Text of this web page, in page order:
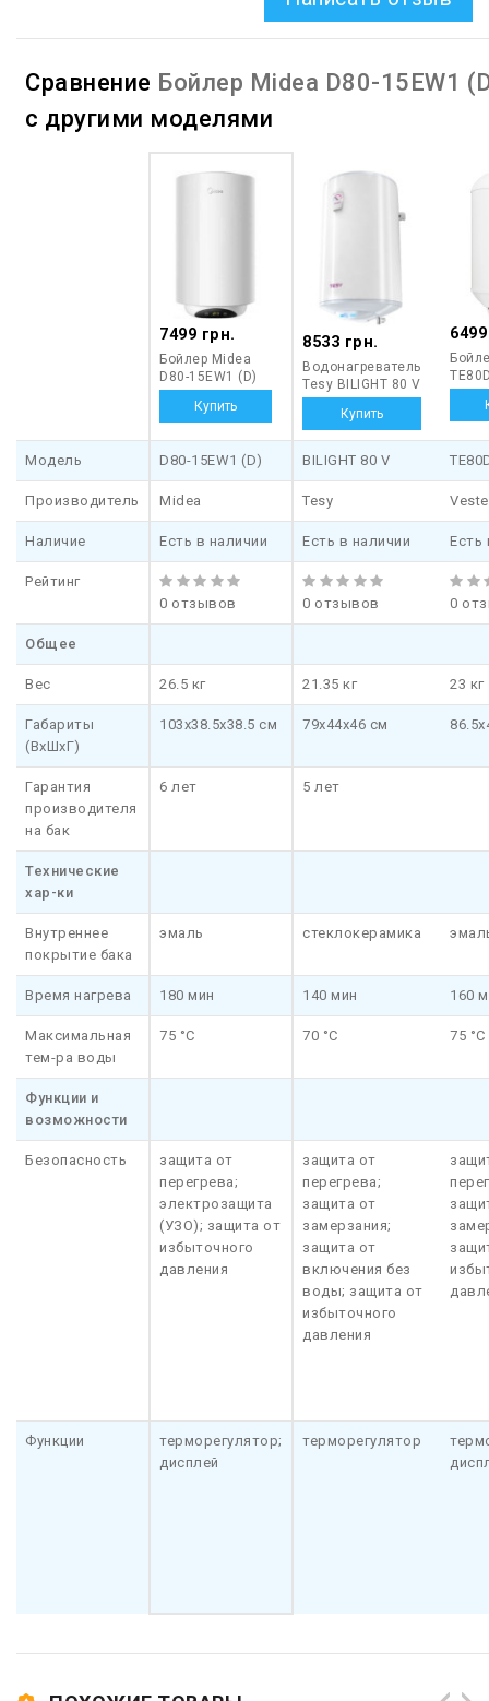
регулировать температуру воды на выходе из нагревателя. В
накопительных моделях (см. «Тип») терморегулятором
нагрева воды в баке; в проточных устройствах эта функция
управлением, как правило, имеют более широкий набор
функций, чем «механические» аналоги, могут предусматривать
Сравнение Бойлер Midea D80-15EW1
с другими моделями
7499 грн.
Бойлер Midea
D80-15EW1 (D)
8533 грн.
Водонагреватель
Tesy BILIGHT 80 V
Модель D80-15EW1 (D) BILIGHT 80 V
Производитель Midea Tesy
Наличие Есть в наличии Есть в наличии Есть
Рейтинг
0 отзывов
0 отзывов 0
Общее
Вес 26.5 кг 21.35 кг 23 кг
Габариты
(ВхШхГ)
103x38.5x38.5 см 79x44x46 см
Гарантия
производителя
на бак
6 лет 5 лет
Технические
хар-ки
Внутреннее
покрытие бака
эмаль стеклокерамика
Время нагрева 180 мин 140 мин 160
Максимальная
тем-ра воды
75 °C 70 °C 75 °C
Функции и
возможности
Безопасность
защита от
перегрева;
электрозащита
(УЗО); защита от
избыточного
давления
защита от
перегрева;
защита от
замерзания;
защита от
включения без
воды; защита от
избыточного
давления
Функции
терморегулятор;
дисплей
терморегулятор